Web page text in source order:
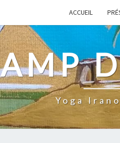
ACCUEIL
Yoga